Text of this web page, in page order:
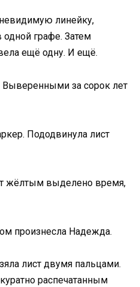
линейку,
графе. Затем
ещё одну. И ещё.
за сорок лет
Пододвинула лист
жёлтым выделено время,
произнесла Надежда.
лист двумя пальцами.
распечатанным